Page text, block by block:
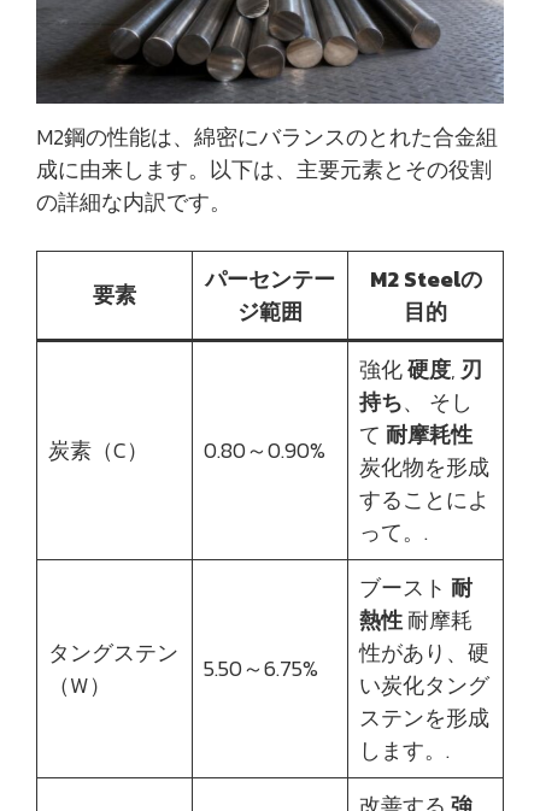
M2鋼の性能は、綿密にバランスのとれた合金組
成に由来します。以下は、主要元素とその役割
の詳細な内訳です。
要素
パーセンテー
ジ範囲
M2 Steelの
目的
炭素（C） 0.80～0.90%
強化硬度,刃
持ち、 そし
て 耐摩耗性
炭化物を形成
することによ
って。.
タングステン
（W）
5.50～6.75%
ブースト 耐
熱性耐摩耗
性があり、硬
い炭化タング
ステンを形成
します。.